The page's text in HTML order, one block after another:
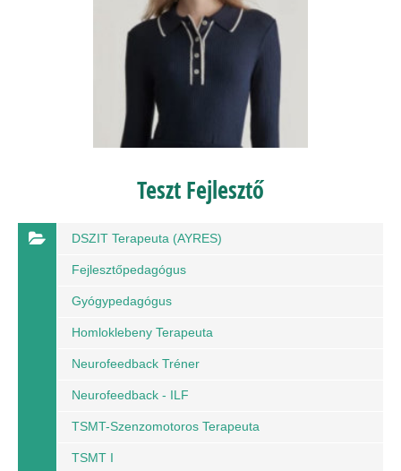
Teszt Fejlesztő
DSZIT Terapeuta (AYRES)
Fejlesztőpedagógus
Gyógypedagógus
Homloklebeny Terapeuta
Neurofeedback Tréner
Neurofeedback - ILF
TSMT-Szenzomotoros Terapeuta
TSMT I